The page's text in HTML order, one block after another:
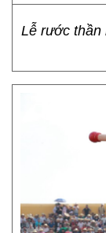
Lễ rước thần